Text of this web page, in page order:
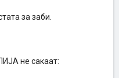
за заби.
не сакаат: